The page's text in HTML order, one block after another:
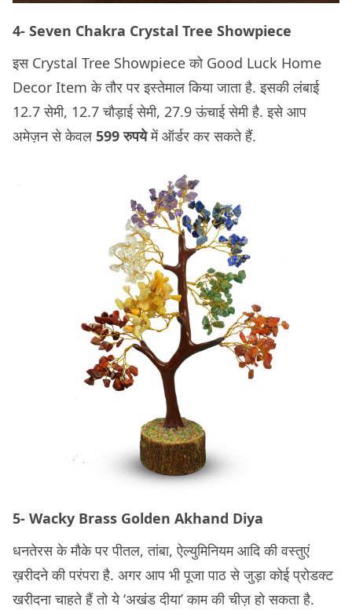
4- Seven Chakra Crystal Tree Showpiece
इस Crystal Tree Showpiece को Good Luck Home
Decor Item के तौर पर इस्तेमाल किया जाता है. इसकी लंबाई
12.7 सेमी, 12.7 चौड़ाई सेमी, 27.9 ऊंचाई सेमी है. इसे आप
अमेज़न से केवल 599 रुपयेमें ऑर्डर कर सकते हैं.
5- Wacky Brass Golden Akhand Diya
धनतेरस के मौके पर पीतल, तांबा, ऐल्युमिनियम आदि की वस्तुएं
ख़रीदने की परंपरा है. अगर आप भी पूजा पाठ से जुड़ा कोई प्रोडक्ट
खरीदना चाहते हैं तो ये ‘अखंड दीया’ काम की चीज़ हो सकता है.